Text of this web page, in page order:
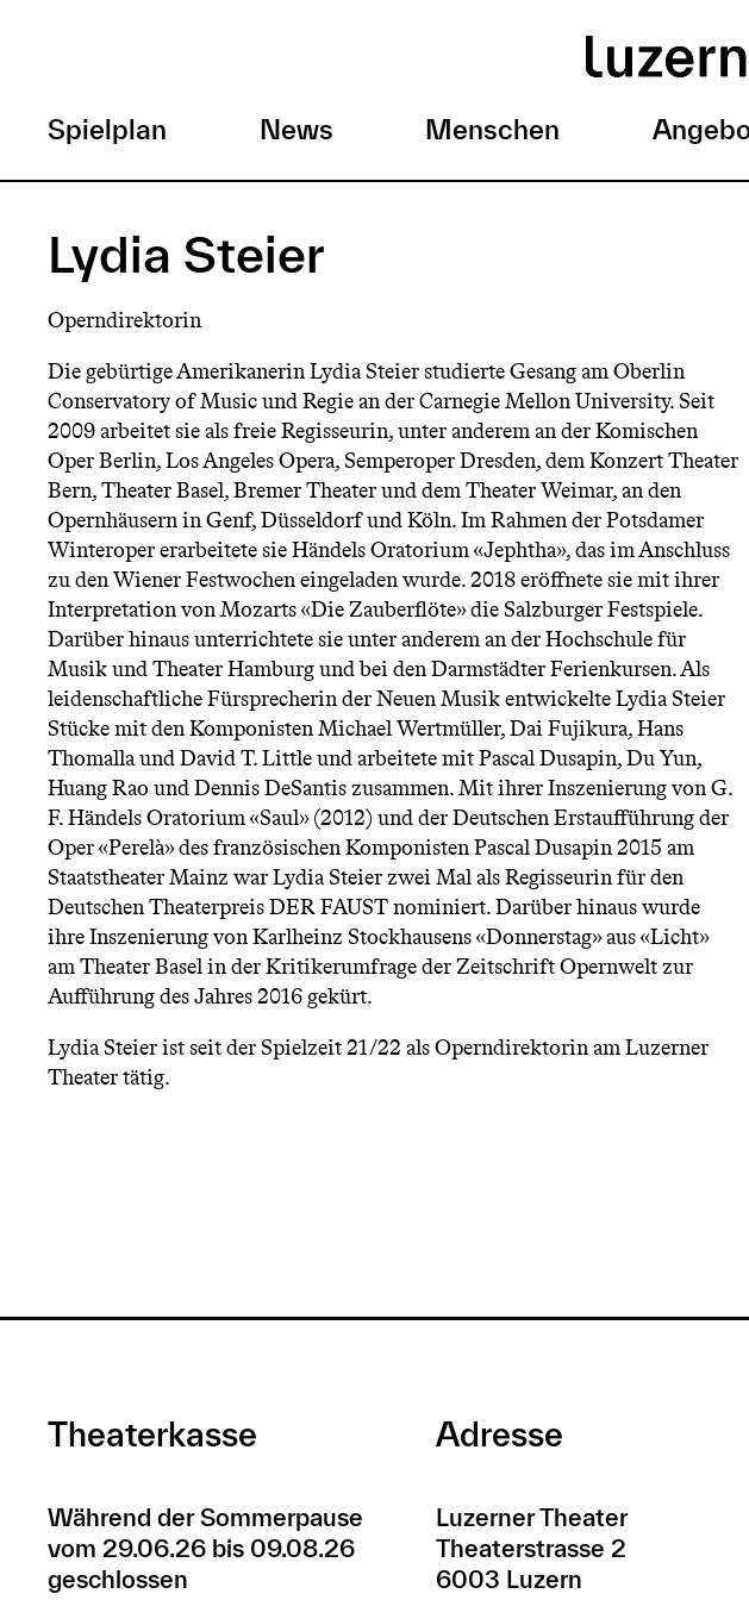
H
a
u
p
t
m
e
n
ü
Spielplan News Menschen
Lydia Steier
Operndirektorin
Die gebürtige Amerikanerin Lydia Steier studierte Gesang am Oberlin
Conservatory of Music und Regie an der Carnegie Mellon University. Seit
2009 arbeitet sie als freie Regisseurin, unter anderem an der Komischen
Oper Berlin, Los Angeles Opera, Semperoper Dresden, dem Konzert Theater
Bern, Theater Basel, Bremer Theater und dem Theater Weimar, an den
Opernhäusern in Genf, Düsseldorf und Köln. Im Rahmen der Potsdamer
Winteroper erarbeitete sie Händels Oratorium «Jephtha», das im Anschluss
zu den Wiener Festwochen eingeladen wurde. 2018 eröffnete sie mit ihrer
Interpretation von Mozarts «Die Zauberflöte» die Salzburger Festspiele.
Darüber hinaus unterrichtete sie unter anderem an der Hochschule für
Musik und Theater Hamburg und bei den Darmstädter Ferienkursen. Als
leidenschaftliche Fürsprecherin der Neuen Musik entwickelte Lydia Steier
Stücke mit den Komponisten Michael Wertmüller, Dai Fujikura, Hans
Thomalla und David T. Little und arbeitete mit Pascal Dusapin, Du Yun,
Huang Rao und Dennis DeSantis zusammen. Mit ihrer Inszenierung von G.
F. Händels Oratorium «Saul» (2012) und der Deutschen Erstaufführung der
Oper «Perelà» des französischen Komponisten Pascal Dusapin 2015 am
Staatstheater Mainz war Lydia Steier zwei Mal als Regisseurin für den
Deutschen Theaterpreis DER FAUST nominiert. Darüber hinaus wurde
ihre Inszenierung von Karlheinz Stockhausens «Donnerstag» aus «Licht»
am Theater Basel in der Kritikerumfrage der Zeitschrift Opernwelt zur
Aufführung des Jahres 2016 gekürt.
Lydia Steier ist seit der Spielzeit 21/22 als Operndirektorin am Luzerner
Theater tätig.
Theaterkasse
Während der Sommerpause
vom 29.06.26 bis 09.08.26
geschlossen
Adresse
Luzerner Theater
Theaterstrasse 2
6003 Luzern